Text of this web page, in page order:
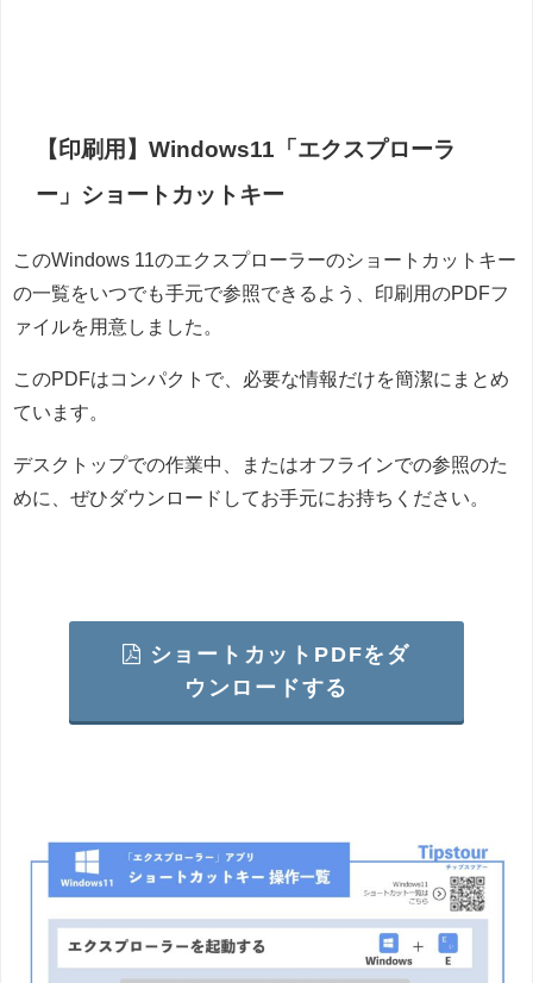
【印刷用】Windows11「エクスプローラ
ー」ショートカットキー
このWindows 11のエクスプローラーのショートカットキー
の一覧をいつでも手元で参照できるよう、印刷用のPDFフ
ァイルを用意しました。
このPDFはコンパクトで、必要な情報だけを簡潔にまとめ
ています。
デスクトップでの作業中、またはオフラインでの参照のた
めに、ぜひダウンロードしてお手元にお持ちください。
ショートカットPDFをダ
ウンロードする